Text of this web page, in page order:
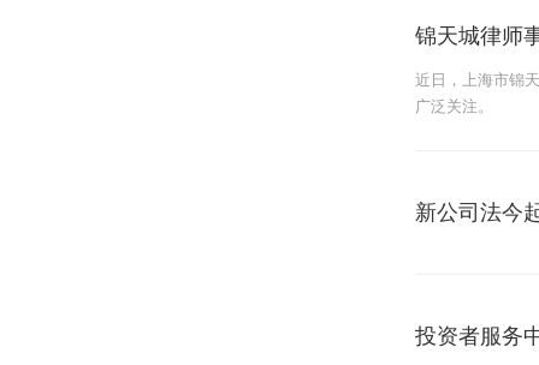
锦天城律师
近日，上海市锦
广泛关注。
新公司法今
投资者服务